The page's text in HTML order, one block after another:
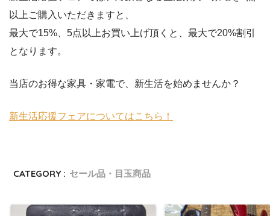
以上ご購入いただきますと、
最大で15%、5点以上お買い上げ頂くと、最大で20%割引
となります。
当店のお得な家具・家電で、新生活を始めませんか？
新生活応援フェアについてはこちら！
CATEGORY : セール品・目玉商品